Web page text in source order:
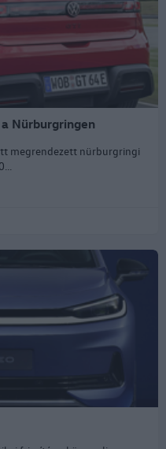
Nürburgringen
megrendezett nürburgringi